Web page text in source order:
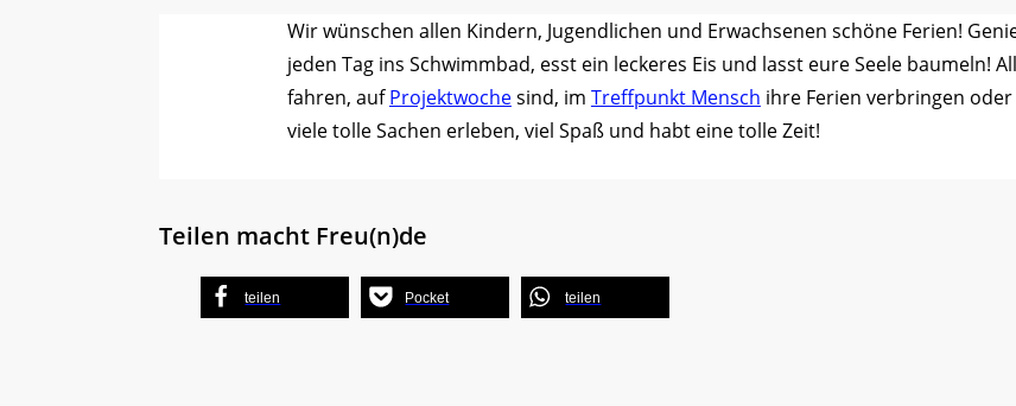
Wir wünschen allen Kindern, Jugendlichen und Erwachsenen schöne Ferien!
jeden Tag ins Schwimmbad, esst ein leckeres Eis und lasst eure Seele baumeln!
fahren, aufProjektwochesind, im Treffpunkt Mensch ihre Ferien verbringen
viele tolle Sachen erleben, viel Spaß und habt eine tolle Zeit!
Teilen macht Freu(n)de
teilen Pocket teilen